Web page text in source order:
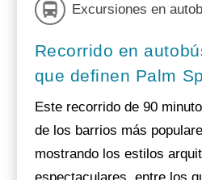
Excursiones en
Recorrido en
que definen Palm
Este recorrido de 90
de los barrios más
mostrando los estilos